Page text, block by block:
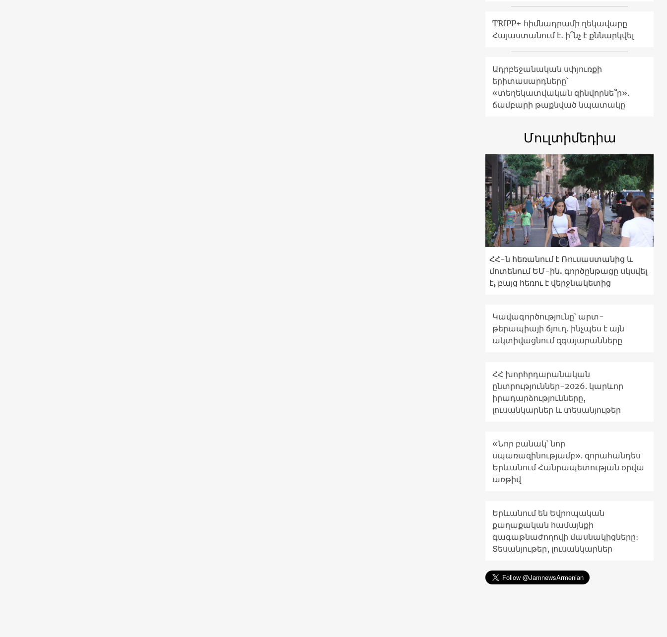
TRIPP+ հիմնադրամի ղեկավարը
Հայաստանում է․ ի՞նչ է քննարկվել
Ադրբեջանական սփյուռքի
երիտասարդները՝
«տեղեկատվական զինվորնե՞ր»․
ճամբարի թաքնված նպատակը
Մուլտիմեդիա
ՀՀ-ն հեռանում է Ռուսաստանից և
մոտենում ԵՄ-ին. գործընթացը սկսվել
է, բայց հեռու է վերջնակետից
Կավագործությունը՝ արտ-
թերապիայի ճյուղ․ ինչպես է այն
ակտիվացնում զգայարանները
ՀՀ խորհրդարանական
ընտրություններ-2026. կարևոր
իրադարձությունները,
լուսանկարներ և տեսանյութեր
«Նոր բանակ՝ նոր
սպառազինությամբ». զորահանդես
Երևանում Հանրապետության օրվա
առթիվ
Երևանում են Եվրոպական
քաղաքական համայնքի
գագաթնաժողովի մասնակիցները։
Տեսանյութեր, լուսանկարներ